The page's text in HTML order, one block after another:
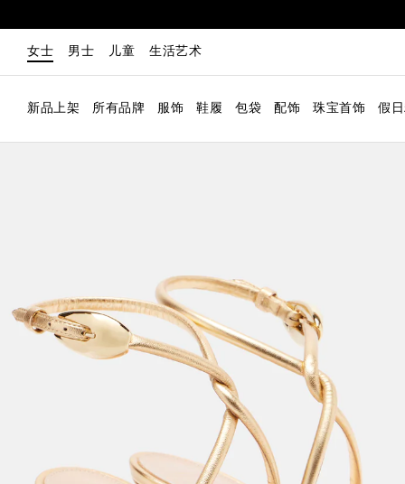
女士 男士 儿童 生活艺术
新品上架 所有品牌 服饰 鞋履 包袋 配饰 珠宝首饰 假